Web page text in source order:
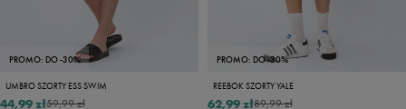
PROMO: DO -30%
UMBRO SZORTY ESS SWIM
59,99 zł
44,99 zł
PROMO: DO -30%
REEBOK SZORTY YALE
89,99 zł
62,99 zł